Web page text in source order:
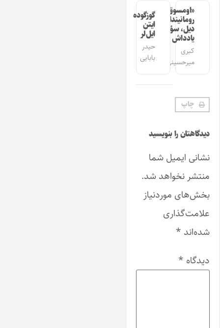
«اومسوق»
رومانیندا
دیل، سؤز،
یادداش
کبری
میرحسینی
گوزگوده
ایتن
ایل‌لر
حیدر
بابایی
چاپ
دیدگاهتان را بنویسید
نشانی ایمیل شما
منتشر نخواهد شد.
بخش‌های موردنیاز
علامت‌گذاری
شده‌اند *
دیدگاه *